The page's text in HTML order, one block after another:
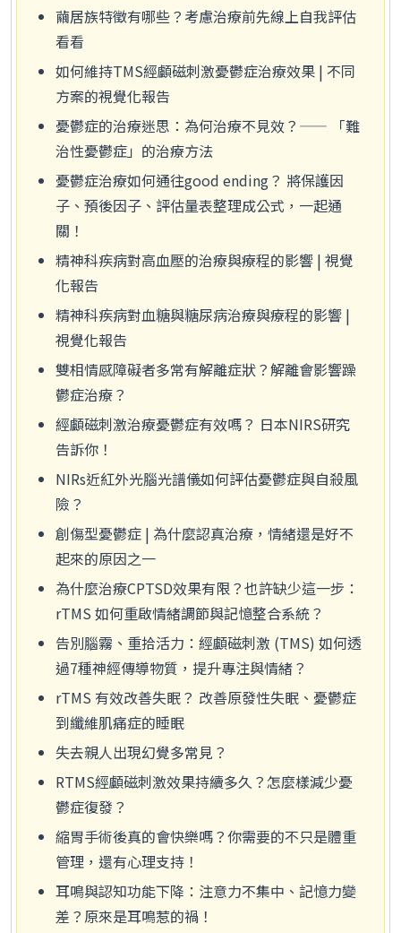
繭居族特徵有哪些？考慮治療前先線上自我評估
看看
如何維持TMS經顱磁刺激憂鬱症治療效果 | 不同
方案的視覺化報告
憂鬱症的治療迷思：為何治療不見效？—— 「難
治性憂鬱症」的治療方法
憂鬱症治療如何通往good ending？ 將保護因
子、預後因子、評估量表整理成公式，一起通
關！
精神科疾病對高血壓的治療與療程的影響 | 視覺
化報告
精神科疾病對血糖與糖尿病治療與療程的影響 |
視覺化報告
雙相情感障礙者多常有解離症狀？解離會影響躁
鬱症治療？
經顱磁刺激治療憂鬱症有效嗎？ 日本NIRS研究
告訴你！
NIRs近紅外光腦光譜儀如何評估憂鬱症與自殺風
險？
創傷型憂鬱症 | 為什麼認真治療，情緒還是好不
起來的原因之一
為什麼治療CPTSD效果有限？也許缺少這一步：
rTMS 如何重啟情緒調節與記憶整合系統？
告別腦霧、重拾活力：經顱磁刺激 (TMS) 如何透
過7種神經傳導物質，提升專注與情緒？
rTMS 有效改善失眠？ 改善原發性失眠、憂鬱症
到纖維肌痛症的睡眠
失去親人出現幻覺多常見？
RTMS經顱磁刺激效果持續多久？怎麼樣減少憂
鬱症復發？
縮胃手術後真的會快樂嗎？你需要的不只是體重
管理，還有心理支持！
耳鳴與認知功能下降：注意力不集中、記憶力變
差？原來是耳鳴惹的禍！